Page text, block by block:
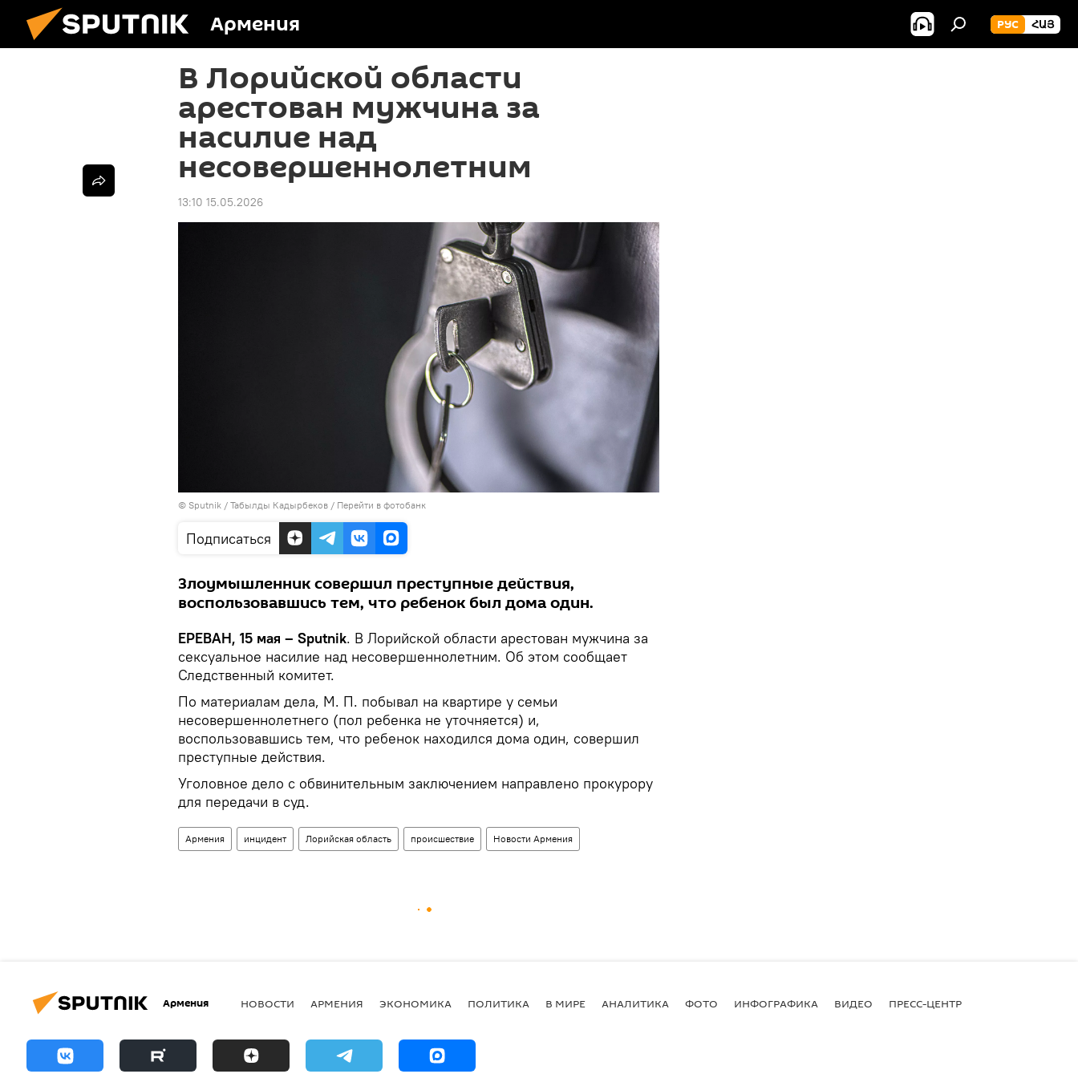
Армения РУС ՀԱՅ
В Лорийской области
арестован мужчина за
насилие над
несовершеннолетним
13:10 15.05.2026
© Sputnik / Табылды Кадырбеков / Перейти в фотобанк
Подписаться
Злоумышленник совершил преступные действия,
воспользовавшись тем, что ребенок был дома один.
ЕРЕВАН, 15 мая – Sputnik. В Лорийской области арестован мужчина за
сексуальное насилие над несовершеннолетним. Об этом сообщает
Следственный комитет.
По материалам дела, М. П. побывал на квартире у семьи
несовершеннолетнего (пол ребенка не уточняется) и,
воспользовавшись тем, что ребенок находился дома один, совершил
преступные действия.
Уголовное дело с обвинительным заключением направлено прокурору
для передачи в суд.
Армения инцидент Лорийская область происшествие Новости Армения
Армения НОВОСТИ АРМЕНИЯ ЭКОНОМИКА ПОЛИТИКА В МИРЕ АНАЛИТИКА ФОТО ИНФОГРАФИКА ВИДЕО ПРЕСС-ЦЕНТР